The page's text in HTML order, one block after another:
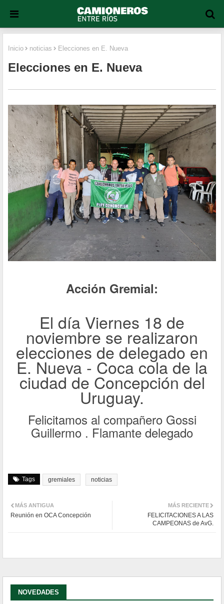
Inicio noticias Elecciones en E. Nueva
Elecciones en E. Nueva
Acción Gremial:
El día Viernes 18 de
noviembre se realizaron
elecciones de delegado en
E. Nueva - Coca cola de la
ciudad de Concepción del
Uruguay.
Felicitamos al compañero Gossi
Guillermo . Flamante delegado
Tags gremiales noticias
MÁS RECIENTE
FELICITACIONES A LAS
CAMPEONAS de AvG.
MÁS ANTIGUA
Reunión en OCA Concepción
NOVEDADES